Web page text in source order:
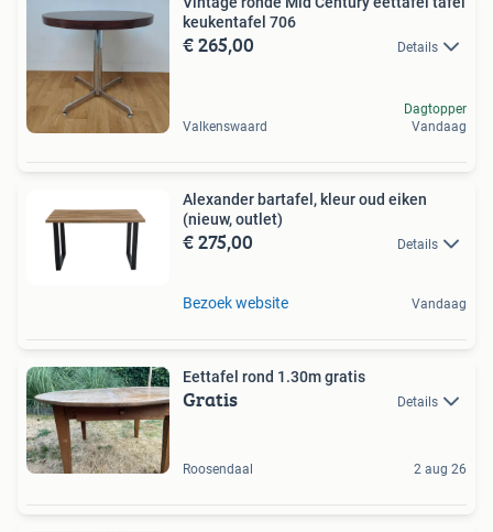
keukentafel 706
€ 265,00 Details
Valkenswaard
Dagtopper
Vandaag
Alexander bartafel, kleur oud eiken
(nieuw, outlet)
€ 275,00 Details
Bezoek website Vandaag
Eettafel rond 1.30m gratis
Gratis Details
Roosendaal 2 aug 26